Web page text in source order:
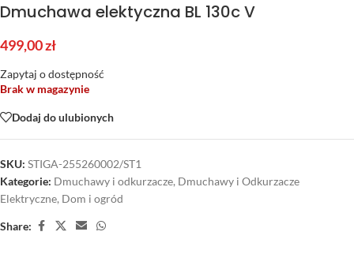
Dmuchawa elektyczna BL 130c V
499,00zł
Zapytaj o dostępność
Brak w magazynie
Dodaj do ulubionych
SKU: STIGA-255260002/ST1
Kategorie: Dmuchawy i odkurzacze, Dmuchawy i Odkurzacze
Elektryczne, Dom i ogród
Share: